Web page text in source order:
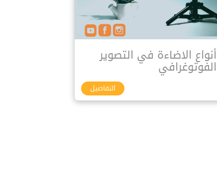
أنواع الاضاءة في التصوير
الفوتوغرافي
التفاصيل